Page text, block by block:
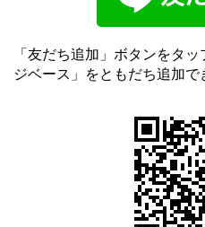
「友だち追加」ボタンをタ
ジベース」をともだち追加で